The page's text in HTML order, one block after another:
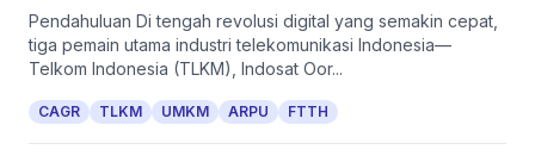
Pendahuluan Di tengah revolusi digital yang semakin cepat,
tiga pemain utama industri telekomunikasi Indonesia—
Telkom Indonesia (TLKM), Indosat Oor...
CAGR TLKM UMKM ARPU FTTH